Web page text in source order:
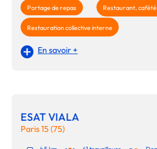
Portage de repas Restaurant,
Restauration collective interne
En savoir +
ESAT VIALA
Paris 15 (75)